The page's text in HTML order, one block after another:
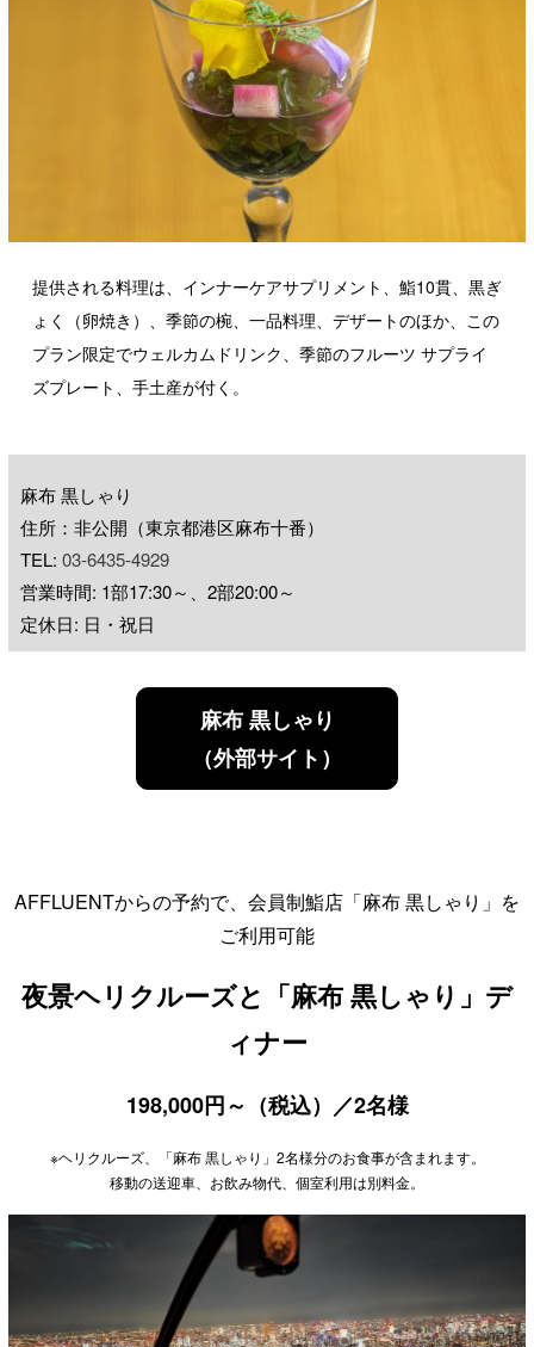
提供される料理は、インナーケアサプリメント、鮨10貫、黒ぎ
ょく（卵焼き）、季節の椀、一品料理、デザートのほか、この
プラン限定でウェルカムドリンク、季節のフルーツ サプライ
ズプレート、手土産が付く。
麻布 黒しゃり
住所：非公開（東京都港区麻布十番）
TEL: 03-6435-4929
営業時間: 1部17:30～、2部20:00～
定休日: 日・祝日
麻布 黒しゃり
（外部サイト）
AFFLUENTからの予約で、会員制鮨店「麻布 黒しゃり」を
ご利用可能
夜景ヘリクルーズと「麻布 黒しゃり」デ
ィナー
198,000円～（税込）／2名様
※ヘリクルーズ、「麻布 黒しゃり」2名様分のお食事が含まれます。
移動の送迎車、お飲み物代、個室利用は別料金。